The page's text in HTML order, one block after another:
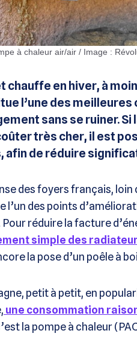
à chaleur air/air / Image :
chauffe en hiver, à
l’une des
sans se ruiner. Si
très cher, il est
afin de réduire
des foyers français,
l’un des points
réduire la facture
simple des
la pose d’un poêle à
petit à petit, en
une consommation
la pompe à chaleur